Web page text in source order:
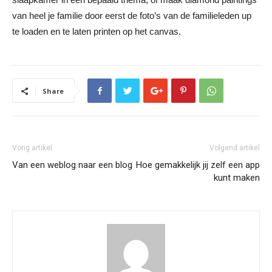
van heel je familie door eerst de foto’s van de familieleden up
te loaden en te laten printen op het canvas.
Share
Vorig artikel
Van een weblog naar een blog
Volgend artikel
Hoe gemakkelijk jij zelf een app
kunt maken